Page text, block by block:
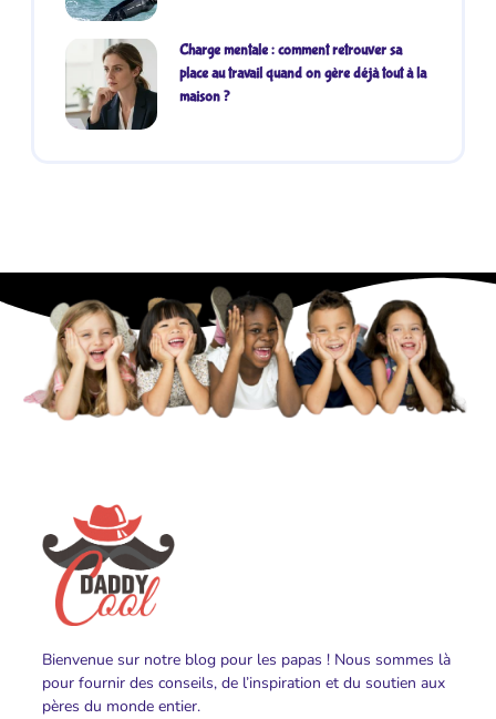
Charge mentale : comment retrouver sa
place au travail quand on gère déjà tout à la
maison ?
Bienvenue sur notre blog pour les papas ! Nous sommes là
pour fournir des conseils, de l’inspiration et du soutien aux
pères du monde entier.